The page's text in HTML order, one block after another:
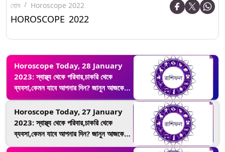
হোম Horoscope 2022
HOROSCOPE 2022
Horoscope Today, 28 January
2023: স্বাস্থ্য থেকে পরিবার,চাকরি থেকে
ব্যবসা,কেমন যাবে আপনার দিন? জানুন আজকের
রাশিফল
Horoscope Today, 27 January
2023: স্বাস্থ্য থেকে পরিবার,চাকরি থেকে
ব্যবসা,কেমন যাবে আপনার দিন? জানুন আজকের
রাশিফল